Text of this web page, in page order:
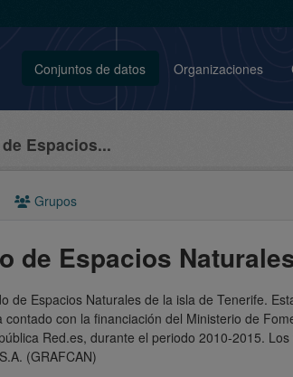
Conjuntos de datos Organizaciones
Espacios...
Grupos
de Espacios
de Espacios Naturales de la isla de Tenerife.
con la financiación del Ministerio de
Red.es, durante el periodo 2010-2015.
(GRAFCAN)